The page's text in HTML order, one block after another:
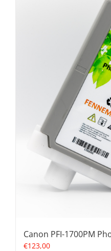
Canon PFI-1700PM
€123,00